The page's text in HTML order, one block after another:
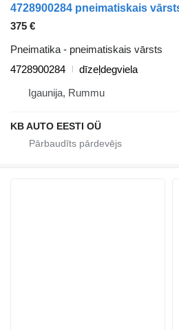
375 €
Pneimatika - pneimatiskais vārsts
4728900284
dīzeļdegviela
Igaunija, Rummu
KB AUTO EESTI OÜ